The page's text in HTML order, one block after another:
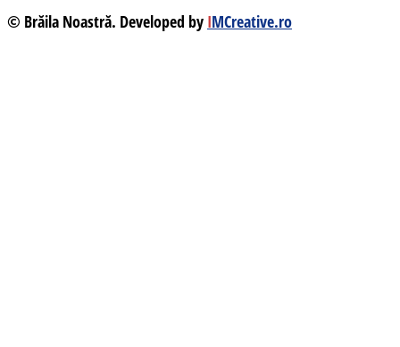
© Brăila Noastră. Developed by IMCreative.ro